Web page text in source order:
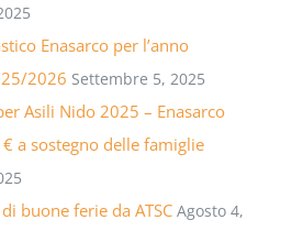
Enasarco per l’anno
2026 Settembre 5, 2025
Asili Nido 2025 – Enasarco
a sostegno delle famiglie
buone ferie da ATSC Agosto 4,